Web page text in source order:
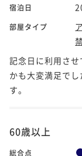
宿泊日
部屋タイプ
記念日に利用さ
かも大変満足で
す。
60歳以上
総合点